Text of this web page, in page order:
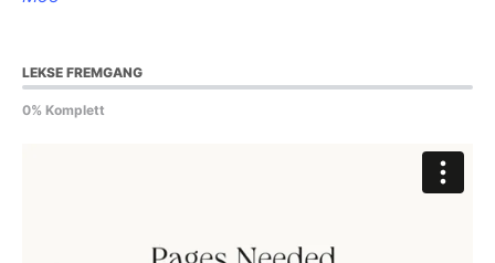
LEKSE FREMGANG
0% Komplett